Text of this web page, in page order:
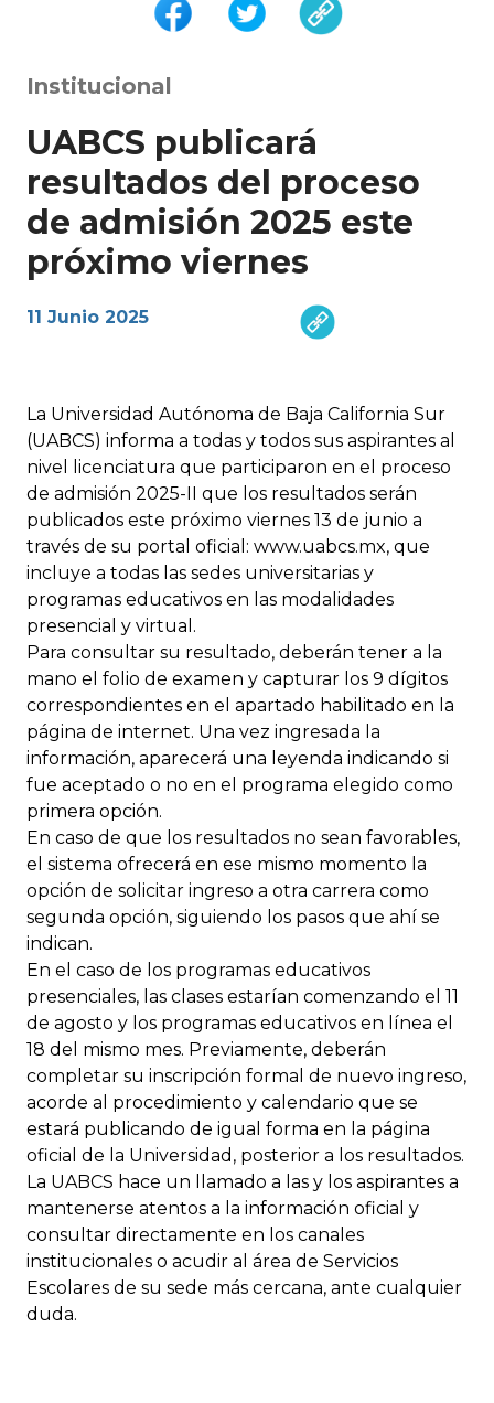
Institucional
UABCS publicará
resultados del proceso
de admisión 2025 este
próximo viernes
11 Junio 2025
La Universidad Autónoma de Baja California Sur
(UABCS) informa a todas y todos sus aspirantes al
nivel licenciatura que participaron en el proceso
de admisión 2025-II que los resultados serán
publicados este próximo viernes 13 de junio a
través de su portal oficial: www.uabcs.mx, que
incluye a todas las sedes universitarias y
programas educativos en las modalidades
presencial y virtual.
Para consultar su resultado, deberán tener a la
mano el folio de examen y capturar los 9 dígitos
correspondientes en el apartado habilitado en la
página de internet. Una vez ingresada la
información, aparecerá una leyenda indicando si
fue aceptado o no en el programa elegido como
primera opción.
En caso de que los resultados no sean favorables,
el sistema ofrecerá en ese mismo momento la
opción de solicitar ingreso a otra carrera como
segunda opción, siguiendo los pasos que ahí se
indican.
En el caso de los programas educativos
presenciales, las clases estarían comenzando el 11
de agosto y los programas educativos en línea el
18 del mismo mes. Previamente, deberán
completar su inscripción formal de nuevo ingreso,
acorde al procedimiento y calendario que se
estará publicando de igual forma en la página
oficial de la Universidad, posterior a los resultados.
La UABCS hace un llamado a las y los aspirantes a
mantenerse atentos a la información oficial y
consultar directamente en los canales
institucionales o acudir al área de Servicios
Escolares de su sede más cercana, ante cualquier
duda.